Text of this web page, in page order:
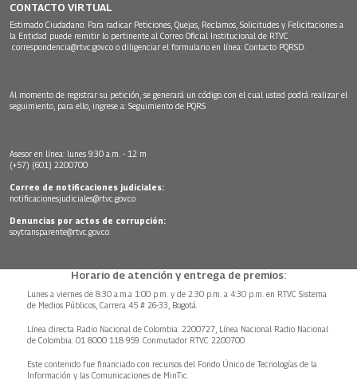
CONTACTO VIRTUAL
Estimado Ciudadano: Para radicar Peticiones, Quejas, Reclamos, Solicitudes y Felicitaciones a
la Entidad puede remitir lo pertinente al Correo Oficial Institucional de RTVC
correspondencia@rtvc.gov.co o diligenciar el formulario en línea: Contacto PQRSD.
Al momento de registrar su petición, se generará un código con el cual usted podrá realizar el
seguimiento, para ello, ingrese a: Seguimiento de PQRS
Asesor en línea: lunes 9:30 a.m. - 12 m
(+57) (601) 2200700
Correo de notificaciones judiciales:
notificacionesjudiciales@rtvc.gov.co
Denuncias por actos de corrupción:
soytransparente@rtvc.gov.co
Horario de atención y entrega de premios:
Lunes a viernes de 8:30 a.m.a 1:00 p.m. y de 2:30 p.m. a 4:30 p.m. en RTVC Sistema
de Medios Públicos, Carrera 45 # 26-33, Bogotá.
Línea directa Radio Nacional de Colombia: 2200727, Línea Nacional Radio Nacional
de Colombia: 01 8000 118 959. Conmutador RTVC 2200700
Este contenido fue financiado con recursos del Fondo Único de Tecnologías de la
Información y las Comunicaciones de MinTic.